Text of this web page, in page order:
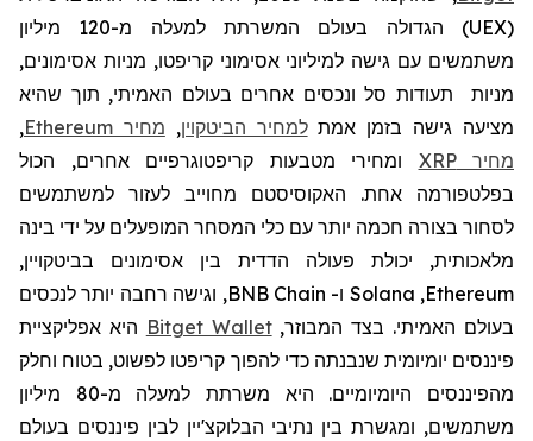
(
UEX
) הגדולה בעולם המשרתת למעלה מ-120
מיליון
משתמשים עם גישה למיליוני אסימוני קריפטו, מניות אסימונים,
מניות תעודות סל ונכסים אחרים בעולם האמיתי, תוך שהיא
מציעה גישה בזמן אמתלמחיר הביטקוין, מחיר Ethereum
,
מחיר XRP
ומחירי מטבעות קריפטוגרפיים אחרים, הכול
בפלטפורמה אחת. האקוסיסטם מחוייב לעזור למשתמשים
לסחור בצורה חכמה יותר עם כלי המסחר המופעלים על ידי בינה
מלאכותית, יכולת פעולה הדדית בין אסימונים בביטקויין,
Ethereum
,
Solana ו- BNB Chain, וגישה רחבה יותר לנכסים
בעולם האמיתי. בצד המבוזר,Bitget Wallet היא אפליקציית
פיננסים יומיומית שנבנתה כדי להפוך קריפטו לפשוט, בטוח וחלק
מהפיננסים היומיומיים. היא
משרתת למעלה מ-80 מיליון
משתמשים, ומגשרת בין נתיבי הבלוקצ'יין לבין פיננסים בעולם